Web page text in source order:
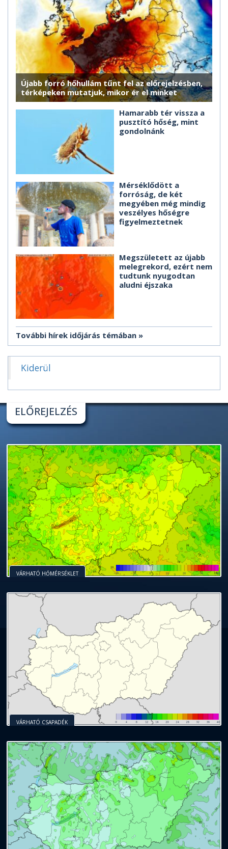
Újabb forró hőhullám tűnt fel az előrejelzésben,
térképeken mutatjuk, mikor ér el minket
Hamarabb tér vissza a
pusztító hőség, mint
gondolnánk
Mérséklődött a
forróság, de két
megyében még mindig
veszélyes hőségre
figyelmeztetnek
Megszületett az újabb
melegrekord, ezért nem
tudtunk nyugodtan
aludni éjszaka
További hírek időjárás témában
Kiderül
ELŐREJELZÉS
VÁRHATÓ HŐMÉRSÉKLET
VÁRHATÓ CSAPADÉK